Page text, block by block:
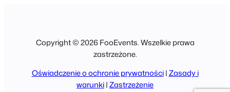
Copyright © 2026 FooEvents. Wszelkie prawa
zastrzeżone.
Oświadczenie o ochronie prywatności|Zasady i
warunki|Zastrzeżenie